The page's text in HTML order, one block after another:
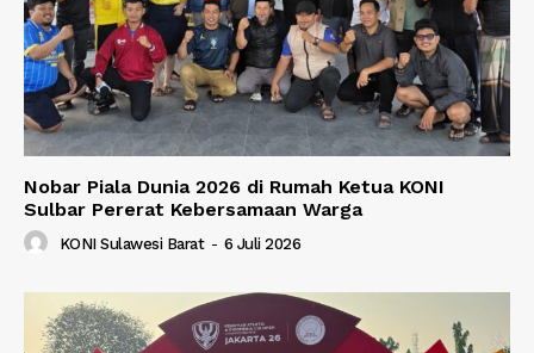
Nobar Piala Dunia 2026 di Rumah Ketua KONI
Sulbar Pererat Kebersamaan Warga
KONI Sulawesi Barat - 6 Juli 2026